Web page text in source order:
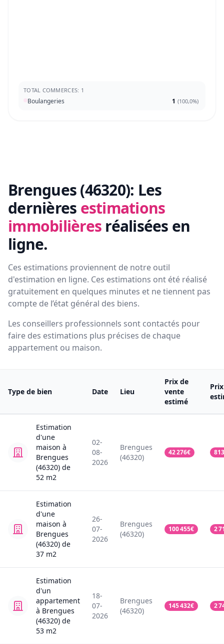
TOTAL COMMERCES: 1
Boulangeries 1 (100,0%)
Brengues (46320): Les
dernières estimations
immobilières réalisées en
ligne.
Ces estimations proviennent de notre outil
d'estimation en ligne. Ces estimations ont été réalisé
gratuitement en quelques minutes et ne tiennent pas
compte de l’état général des biens.
Les conseillers professionnels sont contactés pour
faire des estimations plus précises de chaque
appartement ou maison.
Type de bien Date Lieu
Prix de
vente
estimé
Estimation
d'une
maison à
Brengues
(46320) de
52 m2
02-
08-
2026
Brengues
(46320)
42 276€ 813
Estimation
d'une
maison à
Brengues
(46320) de
37 m2
26-
07-
2026
Brengues
(46320)
100 455€ 2
Estimation
d'un
appartement
à Brengues
(46320) de
53 m2
18-
07-
2026
Brengues
(46320)
145 432€ 2